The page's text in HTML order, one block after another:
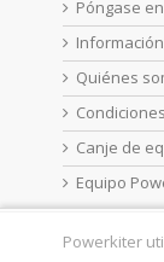
Póngase
Quiénes
Canje de
Equipo
Powerkiter